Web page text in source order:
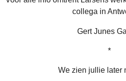
collega in
Gert Junes
*
We zien jullie later